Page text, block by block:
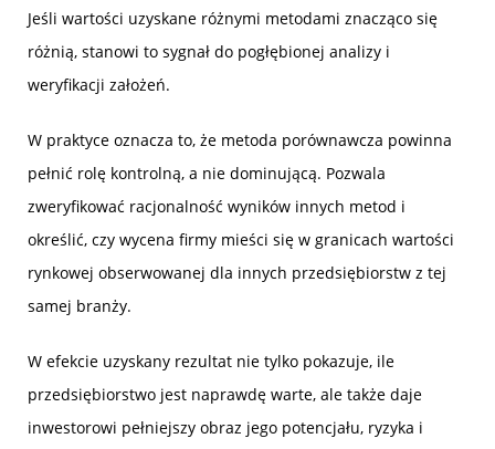
Jeśli wartości uzyskane różnymi metodami znacząco się
różnią, stanowi to sygnał do pogłębionej analizy i
weryfikacji założeń.
W praktyce oznacza to, że metoda porównawcza powinna
pełnić rolę kontrolną, a nie dominującą. Pozwala
zweryfikować racjonalność wyników innych metod i
określić, czy wycena firmy mieści się w granicach wartości
rynkowej obserwowanej dla innych przedsiębiorstw z tej
samej branży.
W efekcie uzyskany rezultat nie tylko pokazuje, ile
przedsiębiorstwo jest naprawdę warte, ale także daje
inwestorowi pełniejszy obraz jego potencjału, ryzyka i